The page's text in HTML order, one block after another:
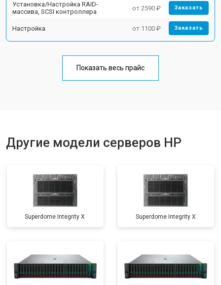
Установка/Настройка RAID-
массива, SCSI контроллера
от 2590 ₽ Заказать
Настройка от 1100 ₽ Заказать
Показать весь прайс
Другие модели серверов HP
Superdome Integrity Х Superdome Integrity Х